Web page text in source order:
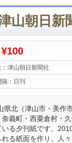
山朝日新
¥100
津山朝日新聞社
： 日刊
県北（津山市・美作
奈義町・西粟倉村・
いる夕刊紙です。
れる紙面を作り、人